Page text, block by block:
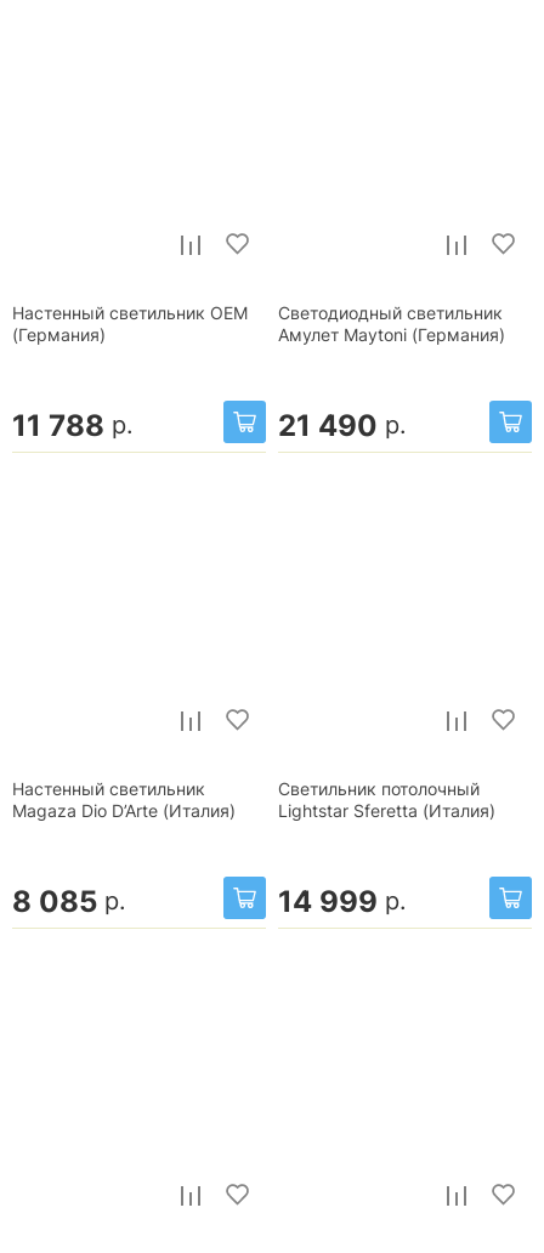
Настенный светильник OEM
(Германия)
11 788 р.
Светодиодный светильник
Амулет Maytoni (Германия)
21 490 р.
Настенный светильник
Magaza Dio D’Arte (Италия)
8 085 р.
Светильник потолочный
Lightstar Sferetta (Италия)
14 999 р.